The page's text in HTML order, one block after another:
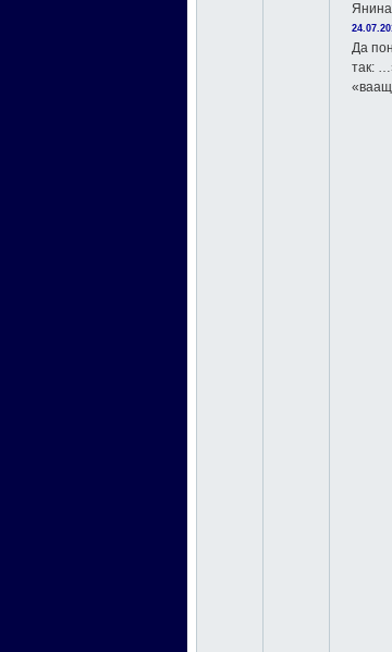
Янина
Да
так: